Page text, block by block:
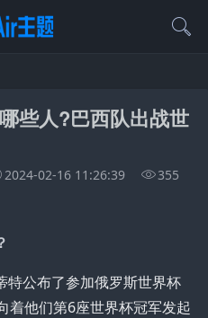
些人?巴西队出战世
2024-02-16 11:26:39
355
特公布了参加俄罗斯世界杯
着他们第6座世界杯冠军发起